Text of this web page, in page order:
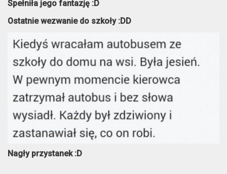
Spełniła jego fantazję :D
Ostatnie wezwanie do szkoły :DD
Nagły przystanek :D